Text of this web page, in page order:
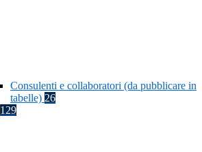
Consulenti e collaboratori (da pubblicare in
tabelle) 26
129